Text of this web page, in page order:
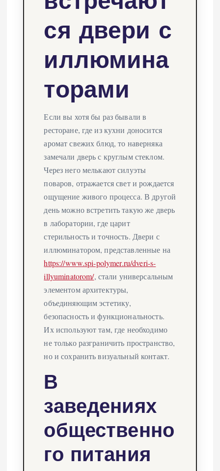
ся двери с
иллюмина
торами
Если вы хотя бы раз бывали в
ресторане, где из кухни доносится
аромат свежих блюд, то наверняка
замечали дверь с круглым стеклом.
Через него мелькают силуэты
поваров, отражается свет и рождается
ощущение живого процесса. В другой
день можно встретить такую же дверь
в лаборатории, где царит
стерильность и точность. Двери с
иллюминатором, представленные на
https://www.spi-polymer.ru/dveri-s-
illyuminatorom/, стали универсальным
элементом архитектуры,
объединяющим эстетику,
безопасность и функциональность.
Их используют там, где необходимо
не только разграничить пространство,
но и сохранить визуальный контакт.
В
заведениях
общественно
го питания